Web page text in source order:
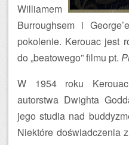
Williamem
Burroughsem i
pokolenie. Kerouac jest
do „beatowego” filmu pt.
W 1954 roku
autorstwa Dwighta
jego studia nad
Niektóre doświadczenia